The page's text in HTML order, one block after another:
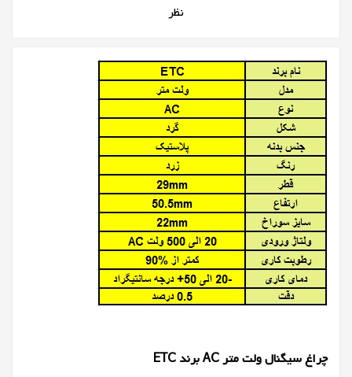
نظر
چراغ سیگنال ولت مترACبرند ETC